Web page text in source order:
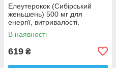
Елеутерокок (Сибірський
женьшень) 500 мг для
енергії, витривалості,
підтримки імунітету
MedFuture 60 капсул
В наявності
619 ₴